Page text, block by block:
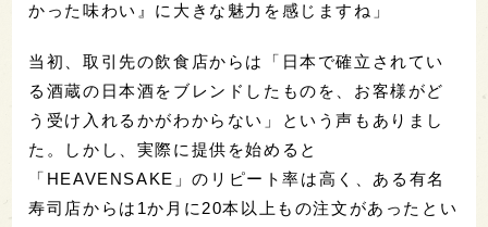
かった味わい』に大きな魅力を感じますね」
当初、取引先の飲食店からは「日本で確立されてい
る酒蔵の日本酒をブレンドしたものを、お客様がど
う受け入れるかがわからない」という声もありまし
た。しかし、実際に提供を始めると
「HEAVENSAKE」のリピート率は高く、ある有名
寿司店からは1か月に20本以上もの注文があったとい